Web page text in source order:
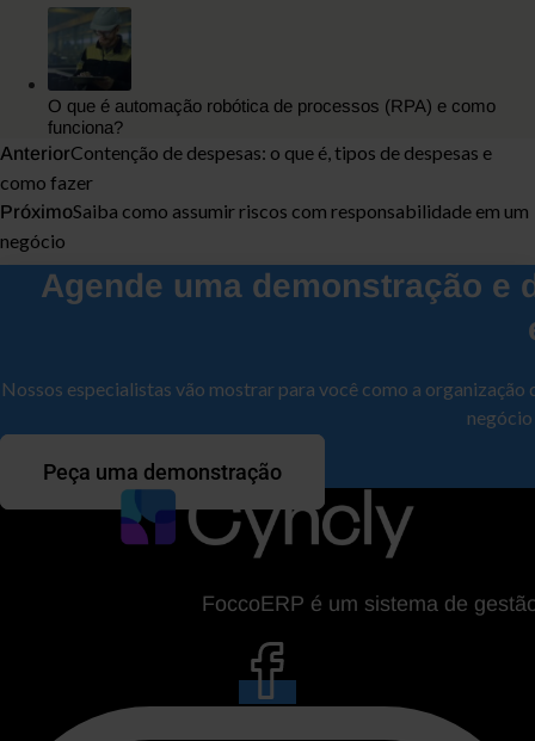
O que é automação robótica de processos (RPA) e como
funciona?
AnteriorContenção de despesas: o que é, tipos de despesas e
como fazer
PróximoSaiba como assumir riscos com responsabilidade em um
negócio
Agende uma demonstração e
Nossos especialistas vão mostrar para você como a
Peça uma demonstração
FoccoERP é um sistema de